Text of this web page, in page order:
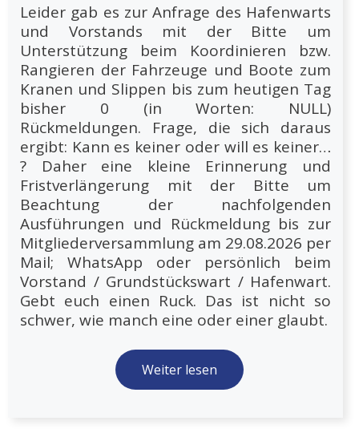
Leider gab es zur Anfrage des Hafenwarts
und Vorstands mit der Bitte um
Unterstützung beim Koordinieren bzw.
Rangieren der Fahrzeuge und Boote zum
Kranen und Slippen bis zum heutigen Tag
bisher 0 (in Worten: NULL)
Rückmeldungen. Frage, die sich daraus
ergibt: Kann es keiner oder will es keiner…
? Daher eine kleine Erinnerung und
Fristverlängerung mit der Bitte um
Beachtung der nachfolgenden
Ausführungen und Rückmeldung bis zur
Mitgliederversammlung am 29.08.2026 per
Mail; WhatsApp oder persönlich beim
Vorstand / Grundstückswart / Hafenwart.
Gebt euch einen Ruck. Das ist nicht so
schwer, wie manch eine oder einer glaubt.
Weiter lesen